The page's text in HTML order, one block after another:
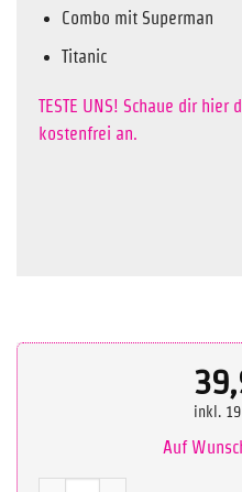
Combo mit Superman
Titanic
TESTE UNS! Schaue dir hier
kostenfrei an.
inkl.
Auf